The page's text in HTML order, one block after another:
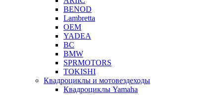
BENOD
Lambretta
OEM
YADEA
BC
BMW
SPRMOTORS
TOKISHI
Квадроциклы и мотовездеходы
Квадроциклы Yamaha